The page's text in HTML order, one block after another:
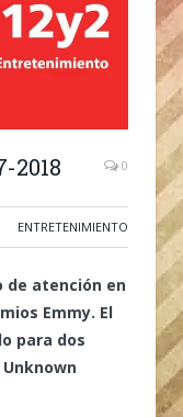
2018 0
ENTRETENIMIENTO
de atención en
Emmy. El
para dos